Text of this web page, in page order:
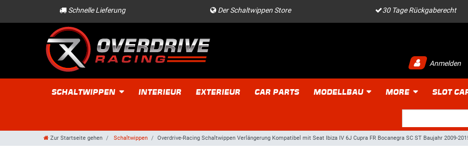
Schnelle Lieferung Der Schaltwippen Store 30 Tage Rückgaberecht
Anmelden
SCHALTWIPPEN INTERIEUR EXTERIEUR CAR PARTS MODELLBAU MORE SLOT
Zur Startseite gehen Schaltwippen Overdrive-Racing Schaltwippen Verlängerung Kompatibel mit Seat Ibiza IV 6J Cupra FR Bocanegra SC ST Baujahr 2009-